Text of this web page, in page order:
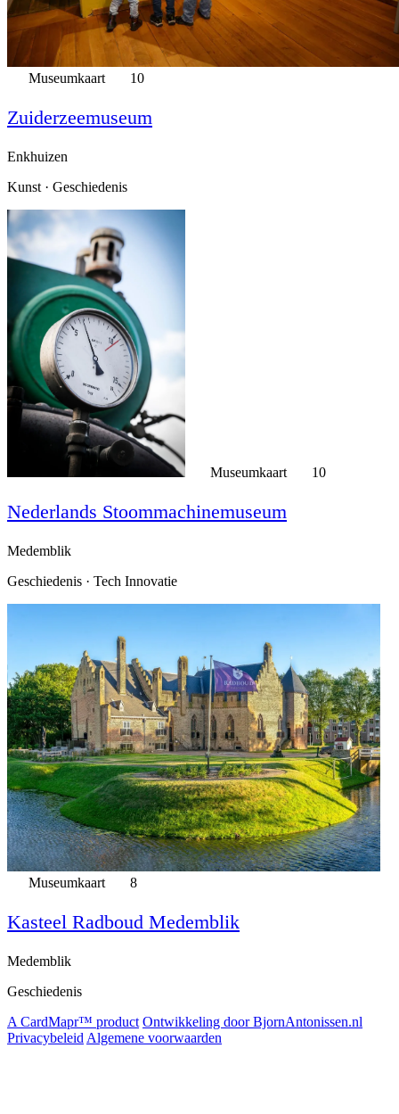
Museumkaart 10
Zuiderzeemuseum
Enkhuizen
Kunst · Geschiedenis
Museumkaart 10
Nederlands Stoommachinemuseum
Medemblik
Geschiedenis · Tech Innovatie
Museumkaart 8
Kasteel Radboud Medemblik
Medemblik
Geschiedenis
A CardMapr™ product Ontwikkeling door BjornAntonissen.nl
Privacybeleid Algemene voorwaarden